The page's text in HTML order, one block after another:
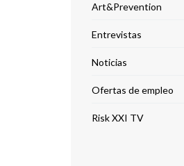
Art&Prevention
Entrevistas
Noticias
Ofertas de empleo
Risk XXI TV